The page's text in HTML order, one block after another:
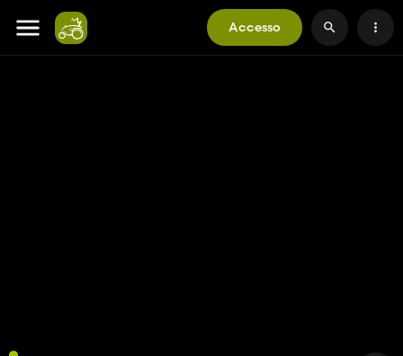
Accesso